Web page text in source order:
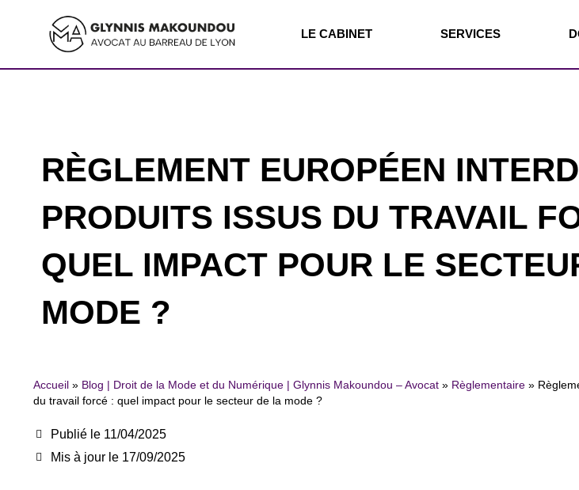
LE CABINET SERVICES
RÈGLEMENT EUROPÉEN
PRODUITS ISSUS DU TRAVAIL
QUEL IMPACT POUR LE
MODE ?
Accueil » Blog | Droit de la Mode et du Numérique | Glynnis Makoundou – Avocat » Règlementaire »
du travail forcé : quel impact pour le secteur de la mode ?
Publié le 11/04/2025
Mis à jour le 17/09/2025